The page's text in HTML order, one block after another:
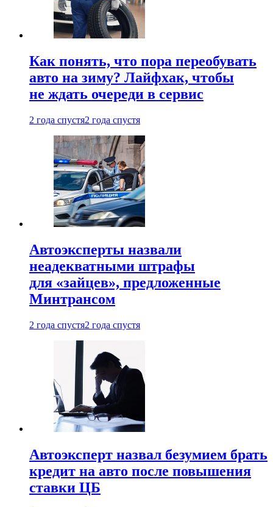
Как понять, что пора переобувать
авто на зиму? Лайфхак, чтобы
не ждать очереди в сервис
2 года спустя2 года спустя
Автоэксперты назвали
неадекватными штрафы
для «зайцев», предложенные
Минтрансом
2 года спустя2 года спустя
Автоэксперт назвал безумием брать
кредит на авто после повышения
ставки ЦБ